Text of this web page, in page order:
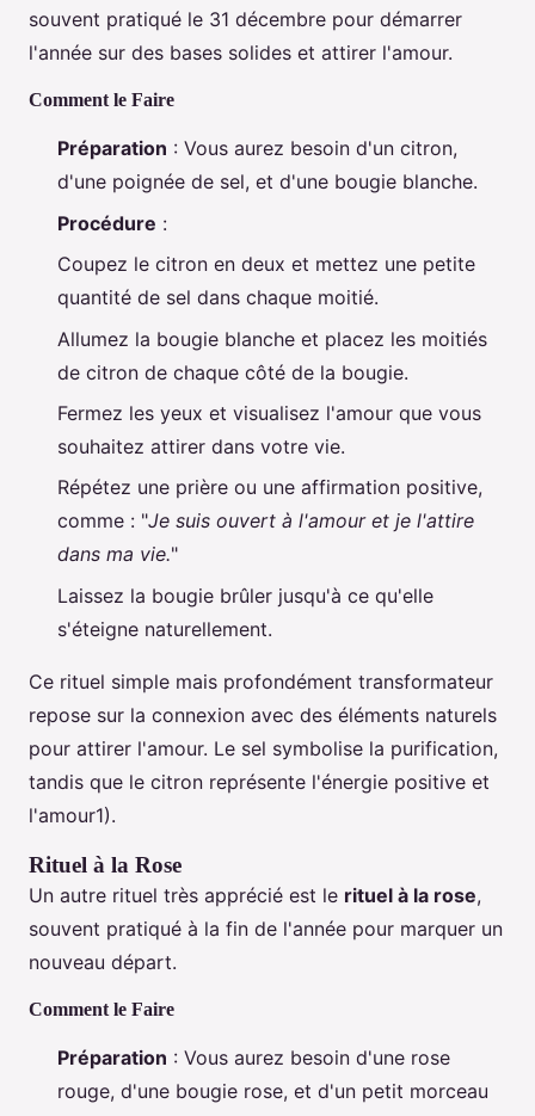
souvent pratiqué le 31 décembre pour démarrer
l'année sur des bases solides et attirer l'amour.
Comment le Faire
Préparation : Vous aurez besoin d'un citron,
d'une poignée de sel, et d'une bougie blanche.
Procédure :
Coupez le citron en deux et mettez une petite
quantité de sel dans chaque moitié.
Allumez la bougie blanche et placez les moitiés
de citron de chaque côté de la bougie.
Fermez les yeux et visualisez l'amour que vous
souhaitez attirer dans votre vie.
Répétez une prière ou une affirmation positive,
comme : "Je suis ouvert à l'amour et je l'attire
dans ma vie."
Laissez la bougie brûler jusqu'à ce qu'elle
s'éteigne naturellement.
Ce rituel simple mais profondément transformateur
repose sur la connexion avec des éléments naturels
pour attirer l'amour. Le sel symbolise la purification,
tandis que le citron représente l'énergie positive et
l'amour1).
Rituel à la Rose
Un autre rituel très apprécié est le rituel à la rose,
souvent pratiqué à la fin de l'année pour marquer un
nouveau départ.
Comment le Faire
Préparation : Vous aurez besoin d'une rose
rouge, d'une bougie rose, et d'un petit morceau